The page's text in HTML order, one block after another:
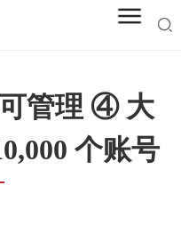
管理 ④ 大
个账号